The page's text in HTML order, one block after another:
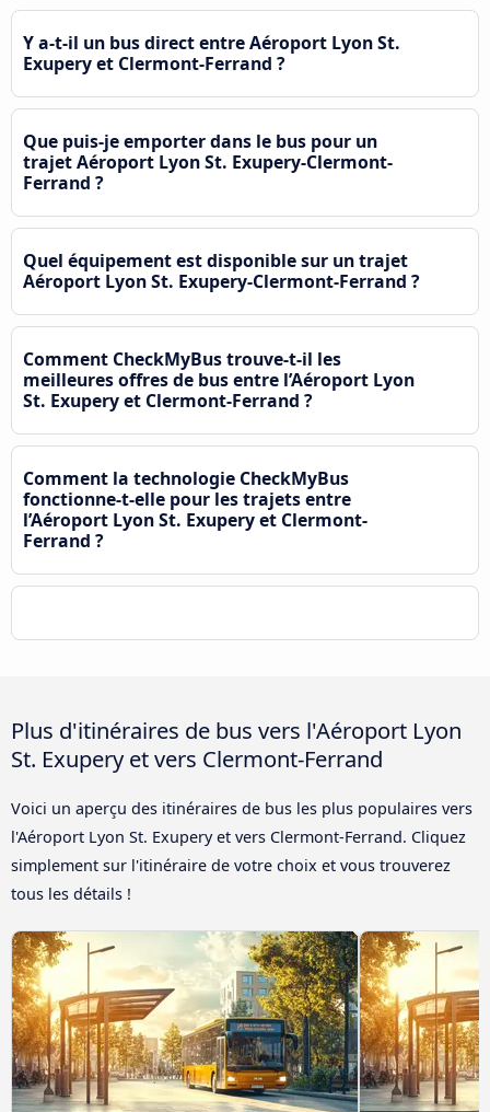
Y a-t-il un bus direct entre Aéroport Lyon St.
Exupery et Clermont-Ferrand ?
Que puis-je emporter dans le bus pour un
trajet Aéroport Lyon St. Exupery-Clermont-
Ferrand ?
Quel équipement est disponible sur un trajet
Aéroport Lyon St. Exupery-Clermont-Ferrand ?
Comment CheckMyBus trouve-t-il les
meilleures offres de bus entre l’Aéroport Lyon
St. Exupery et Clermont-Ferrand ?
Comment la technologie CheckMyBus
fonctionne-t-elle pour les trajets entre
l’Aéroport Lyon St. Exupery et Clermont-
Ferrand ?
Plus d'itinéraires de bus vers l'Aéroport Lyon
St. Exupery et vers Clermont-Ferrand
Voici un aperçu des itinéraires de bus les plus populaires vers
l'Aéroport Lyon St. Exupery et vers Clermont-Ferrand. Cliquez
simplement sur l'itinéraire de votre choix et vous trouverez
tous les détails !